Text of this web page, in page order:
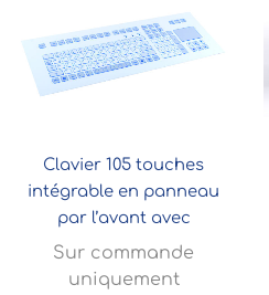
Clavier 105 touches
intégrable en panneau
par l’avant avec
Sur commande
uniquement